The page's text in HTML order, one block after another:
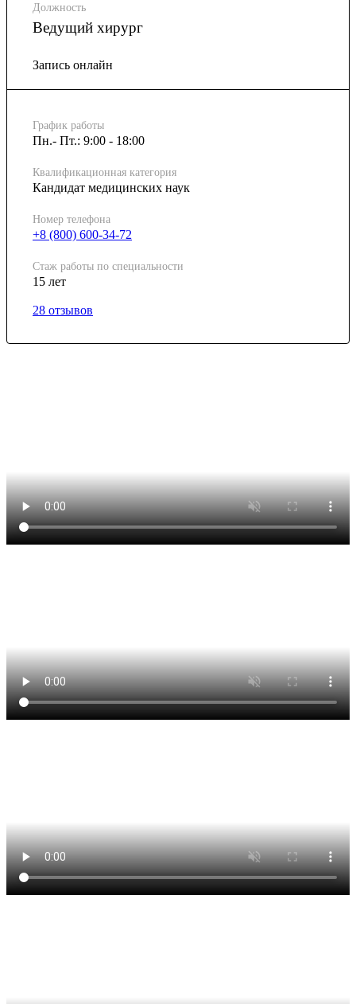
Должность
Ведущий хирург
Запись онлайн
График работы
Пн.- Пт.: 9:00 - 18:00
Квалификационная категория
Кандидат медицинских наук
Номер телефона
+8 (800) 600-34-72
Стаж работы по специальности
15 лет
28 отзывов